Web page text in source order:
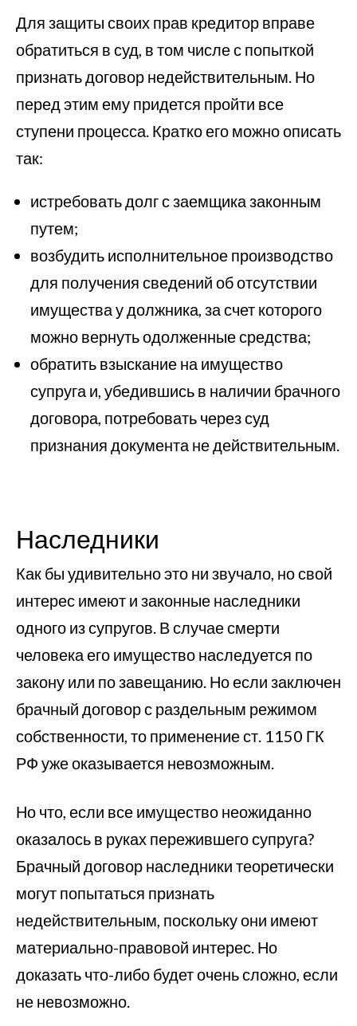
Для защиты своих прав кредитор вправе
обратиться в суд, в том числе с попыткой
признать договор недействительным. Но
перед этим ему придется пройти все
ступени процесса. Кратко его можно описать
так:
истребовать долг с заемщика законным
путем;
возбудить исполнительное производство
для получения сведений об отсутствии
имущества у должника, за счет которого
можно вернуть одолженные средства;
обратить взыскание на имущество
супруга и, убедившись в наличии брачного
договора, потребовать через суд
признания документа не действительным.
Наследники
Как бы удивительно это ни звучало, но свой
интерес имеют и законные наследники
одного из супругов. В случае смерти
человека его имущество наследуется по
закону или по завещанию. Но если заключен
брачный договор с раздельным режимом
собственности, то применение ст. 1150 ГК
РФ уже оказывается невозможным.
Но что, если все имущество неожиданно
оказалось в руках пережившего супруга?
Брачный договор наследники теоретически
могут попытаться признать
недействительным, поскольку они имеют
материально-правовой интерес. Но
доказать что-либо будет очень сложно, если
не невозможно.